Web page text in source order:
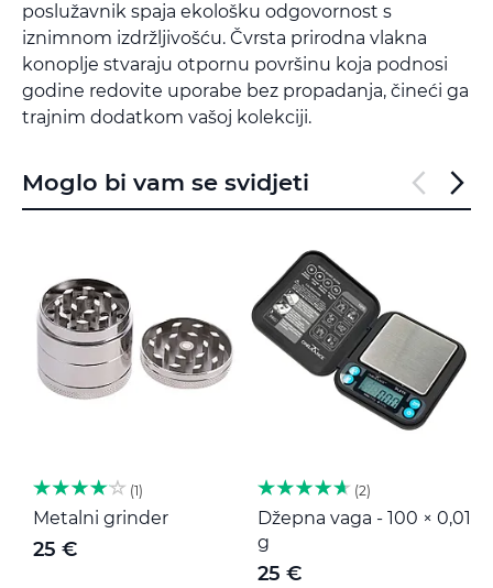
poslužavnik spaja ekološku odgovornost s
iznimnom izdržljivošću. Čvrsta prirodna vlakna
konoplje stvaraju otpornu površinu koja podnosi
godine redovite uporabe bez propadanja, čineći ga
trajnim dodatkom vašoj kolekciji.
Moglo bi vam se svidjeti
1
Metalni grinder
25 €
2
Džepna vaga - 100 × 0,01
g
25 €